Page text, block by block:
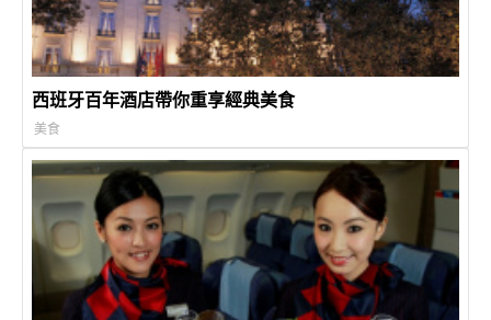
西班牙百年酒店帶你重享經典美食
美食